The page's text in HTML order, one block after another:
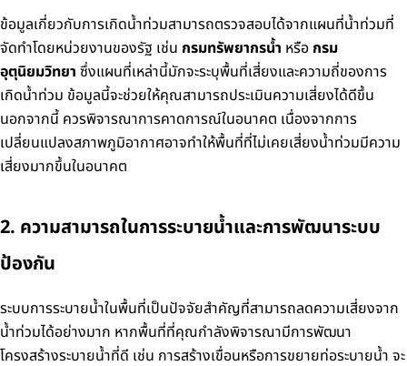
ข้อมูลเกี่ยวกับการเกิดน้ำท่วมสามารถตรวจสอบได้จากแผนที่น้ำท่วมที่
จัดทำโดยหน่วยงานของรัฐ เช่น กรมทรัพยากรน้ำ หรือ กรม
อุตุนิยมวิทยา ซึ่งแผนที่เหล่านี้มักจะระบุพื้นที่เสี่ยงและความถี่ของการ
เกิดน้ำท่วม ข้อมูลนี้จะช่วยให้คุณสามารถประเมินความเสี่ยงได้ดีขึ้น
นอกจากนี้ ควรพิจารณาการคาดการณ์ในอนาคต เนื่องจากการ
เปลี่ยนแปลงสภาพภูมิอากาศอาจทำให้พื้นที่ที่ไม่เคยเสี่ยงน้ำท่วมมีความ
เสี่ยงมากขึ้นในอนาคต
2. ความสามารถในการระบายน้ำและการพัฒนาระบบ
ป้องกัน
ระบบการระบายน้ำในพื้นที่เป็นปัจจัยสำคัญที่สามารถลดความเสี่ยงจาก
น้ำท่วมได้อย่างมาก หากพื้นที่ที่คุณกำลังพิจารณามีการพัฒนา
โครงสร้างระบายน้ำที่ดี เช่น การสร้างเขื่อนหรือการขยายท่อระบายน้ำ จะ